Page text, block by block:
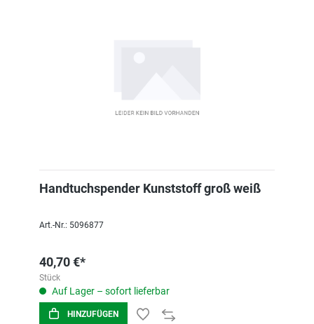
Handtuchspender Kunststoff groß weiß
Art.-Nr.: 5096877
40,70 €*
Stück
Auf Lager – sofort lieferbar
HINZUFÜGEN